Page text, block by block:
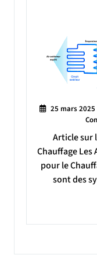
25 mars 2025
Article sur
Chauffage Les
pour le
sont des